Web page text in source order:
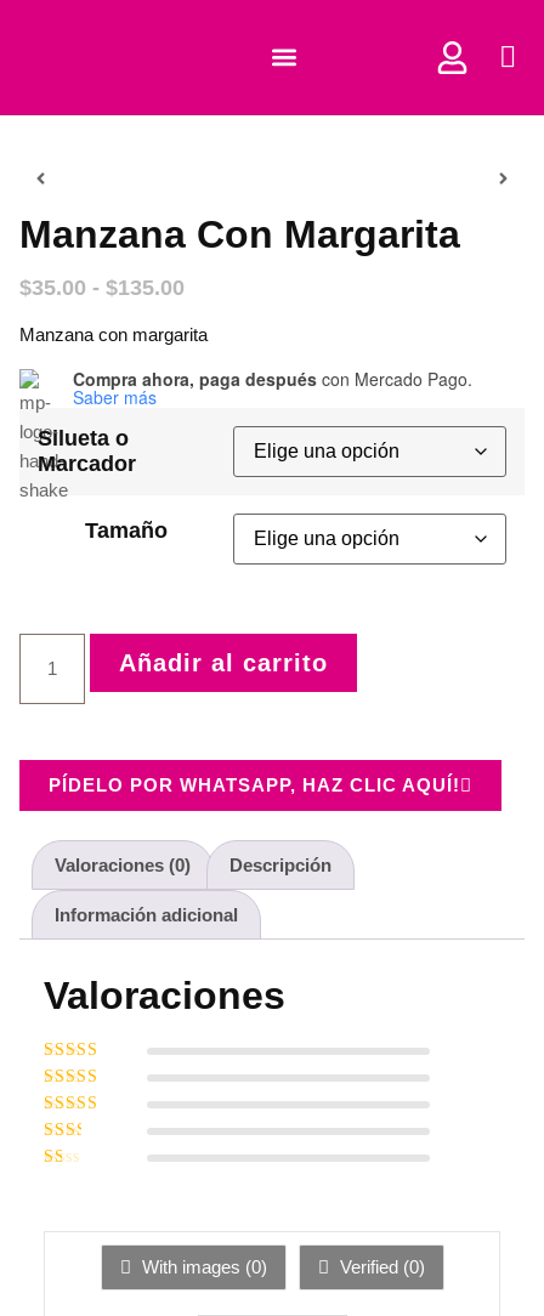
Manzana Con Margarita
$35.00 - $135.00
Manzana con margarita
Compra ahora, paga después con Mercado Pago.
Saber más
Silueta o
Marcador
Tamaño
Añadir al carrito
PÍDELO POR WHATSAPP, HAZ CLIC AQUÍ!
Valoraciones (0) Descripción
Información adicional
Valoraciones
Valorado con
Valorado
Valorado
de 5
Valorado
de
With images (0) Verified (0)